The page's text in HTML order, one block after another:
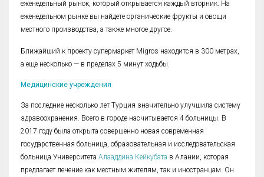
еженедельный рынок, который открывается каждый вторник. На
еженедельном рынке вы найдете органические фрукты и овощи
местного производства, а также многое другое.
Ближайший к проекту супермаркет Migros находится в 300 метрах,
а еще несколько — в пределах 5 минут ходьбы.
Медицинские учреждения
За последние несколько лет Турция значительно улучшила систему
здравоохранения. Всего в городе насчитывается 4 больницы. В
2017 году была открыта совершенно новая современная
государственная больница, образовательная и исследовательская
больница Университета Алааддина Кейкубата в Алании, которая
предлагает лечение как местным жителям, так и иностранцам. Он